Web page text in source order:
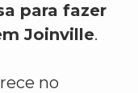
para fazer
Joinville.
no